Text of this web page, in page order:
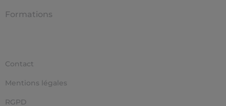
Formations
Contact
Mentions légales
RGPD